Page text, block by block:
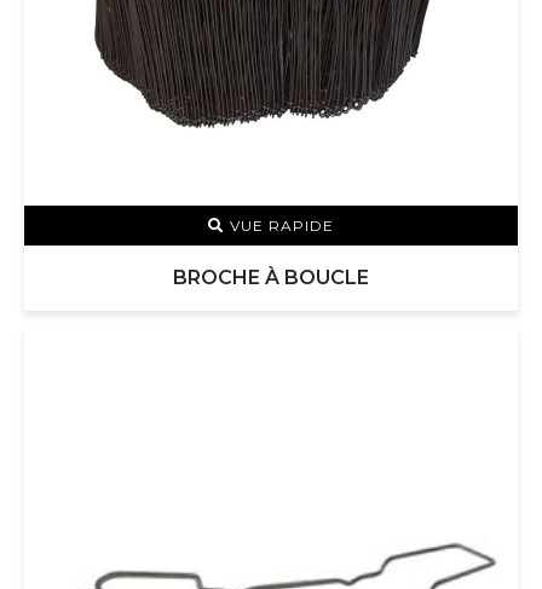
VUE RAPIDE
BROCHE À BOUCLE